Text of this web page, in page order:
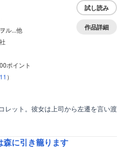
ル...他
ポイント
11 ）
試し読み
作品詳細
レット。彼女は上司から左遷を言い渡
森に引き籠ります